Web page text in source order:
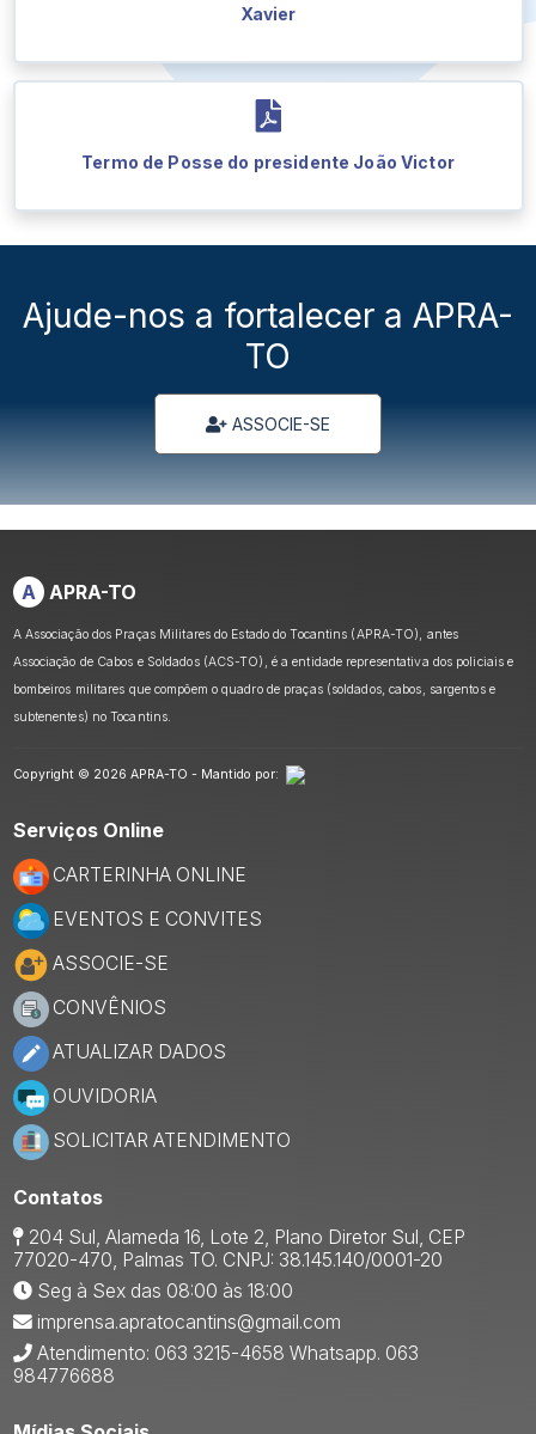
Xavier
Termo de Posse do presidente João Victor
Ajude-nos a fortalecer a APRA-
TO
ASSOCIE-SE
A APRA-TO
A Associação dos Praças Militares do Estado do Tocantins (APRA-TO), antes
Associação de Cabos e Soldados (ACS-TO), é a entidade representativa dos policiais e
bombeiros militares que compõem o quadro de praças (soldados, cabos, sargentos e
subtenentes) no Tocantins.
Copyright © 2026 APRA-TO - Mantido por:
Serviços Online
CARTERINHA ONLINE
EVENTOS E CONVITES
ASSOCIE-SE
CONVÊNIOS
ATUALIZAR DADOS
OUVIDORIA
SOLICITAR ATENDIMENTO
Contatos
204 Sul, Alameda 16, Lote 2, Plano Diretor Sul, CEP
77020-470, Palmas TO. CNPJ: 38.145.140/0001-20
Seg à Sex das 08:00 às 18:00
imprensa.apratocantins@gmail.com
Atendimento: 063 3215-4658 Whatsapp. 063
984776688